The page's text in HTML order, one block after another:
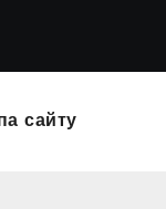
сайту